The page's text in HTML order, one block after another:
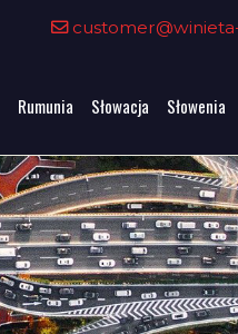
Rumunia Słowacja Słowenia